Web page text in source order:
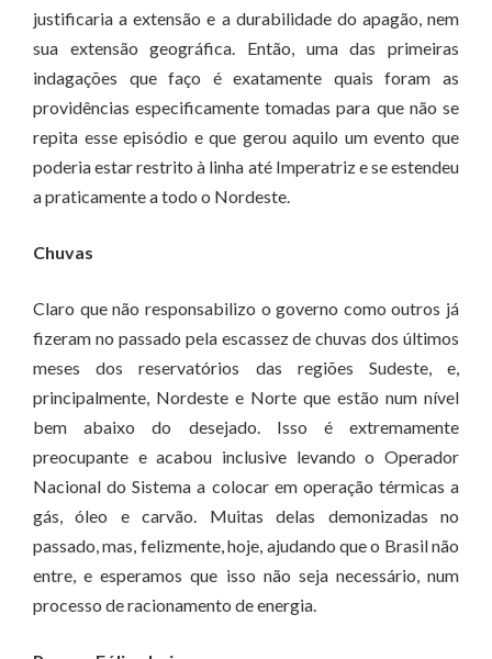
justificaria a extensão e a durabilidade do apagão, nem
sua extensão geográfica. Então, uma das primeiras
indagações que faço é exatamente quais foram as
providências especificamente tomadas para que não se
repita esse episódio e que gerou aquilo um evento que
poderia estar restrito à linha até Imperatriz e se estendeu
a praticamente a todo o Nordeste.
Chuvas
Claro que não responsabilizo o governo como outros já
fizeram no passado pela escassez de chuvas dos últimos
meses dos reservatórios das regiões Sudeste, e,
principalmente, Nordeste e Norte que estão num nível
bem abaixo do desejado. Isso é extremamente
preocupante e acabou inclusive levando o Operador
Nacional do Sistema a colocar em operação térmicas a
gás, óleo e carvão. Muitas delas demonizadas no
passado, mas, felizmente, hoje, ajudando que o Brasil não
entre, e esperamos que isso não seja necessário, num
processo de racionamento de energia.